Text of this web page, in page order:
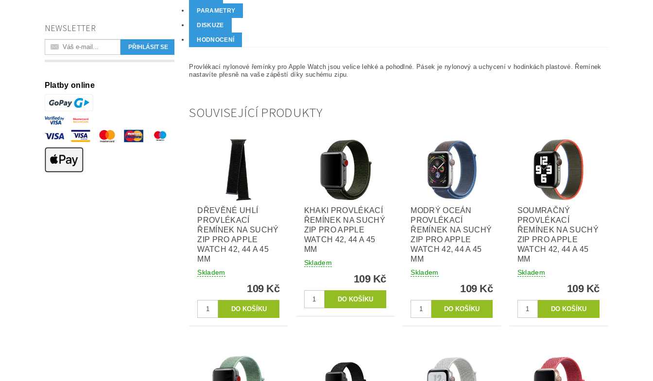
NEWSLETTER
Platby online
PARAMETRY
DISKUZE
HODNOCENÍ
Provlékací nylonové řemínky pro Apple Watch jsou velice lehké a pohodlné. Pásek je nylonový a uchycení v hodinkách plastové. Řemínek
nastavíte přesně na vaše zápěstí díky suchému zipu.
SOUVISEJÍCÍ PRODUKTY
DŘEVĚNÉ UHLÍ
PROVLÉKACÍ
ŘEMÍNEK NA SUCHÝ
ZIP PRO APPLE
WATCH 42, 44 A 45
MM
Skladem
109 Kč
KHAKI PROVLÉKACÍ
ŘEMÍNEK NA SUCHÝ
ZIP PRO APPLE
WATCH 42, 44 A 45
MM
Skladem
109 Kč
MODRÝ OCEÁN
PROVLÉKACÍ
ŘEMÍNEK NA SUCHÝ
ZIP PRO APPLE
WATCH 42, 44 A 45
MM
Skladem
109 Kč
SOUMRAČNÝ
PROVLÉKACÍ
ŘEMÍNEK NA SUCHÝ
ZIP PRO APPLE
WATCH 42, 44 A 45
MM
Skladem
109 Kč